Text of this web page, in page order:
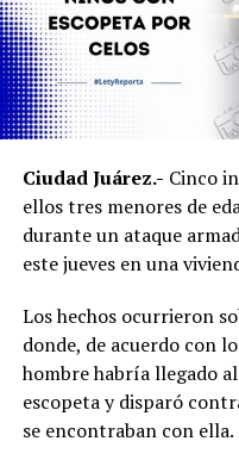
Personal de la
Ambiente acudió al sitio
resguardo y atención de
silvestre.
Público mientras
esclarecer el homicidio
participación de más
Ciudad Juárez.- Cinco
ellos tres menores de
durante un ataque
este jueves en una
Los hechos ocurrieron
donde, de acuerdo con
hombre habría llegado
escopeta y disparó
se encontraban con ella.